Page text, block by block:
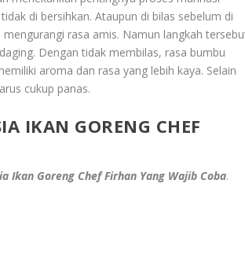
di bersihkan. Ataupun di bilas sebelum di
rasa amis. Namun langkah
Dengan tidak membilas, rasa bumbu
aroma dan rasa yang lebih kaya. Selain
cukup panas.
IKAN GORENG CHEF
Ikan Goreng Chef Firhan Yang Wajib Coba.